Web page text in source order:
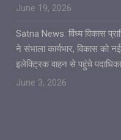
June 19, 2026
Satna News: विंध्य विकास
ने संभाला कार्यभार, विकास को
इलेक्ट्रिक वाहन से पहुंचे
June 3, 2026